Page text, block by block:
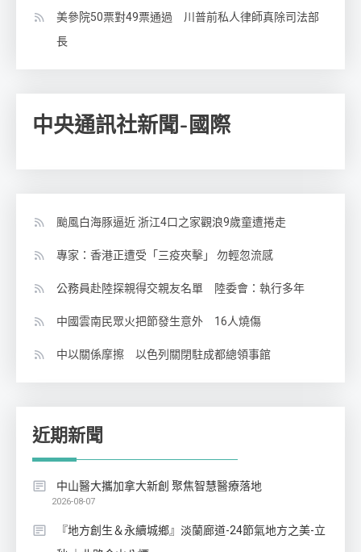
美參院50票對49票通過 川普前私人律師真除司法部
長
中央通訊社新聞-國際
颱風白海豚逼近 浙江4口之家觀浪9歲童遭捲走
專家：香港正遭受「三疫夾擊」 勿輕忽流感
公務員赴陸探親得交親友名單 陸委會：執行多年
中國雲南民眾火把節發生意外 16人燒傷
中以關係摩擦 以色列關閉駐成都總領事館
近期新聞
中山醫大攜加拿大新創 聚焦智慧醫療落地
2026-08-07
『地方創生＆永續城鄉』淡蘭廊道-24節氣地方之美-立